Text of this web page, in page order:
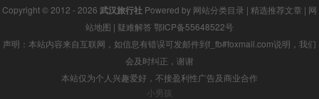
Copyright © 2012 - 2026 武汉旅行社 Powered by 网站分类目录 | 精选推荐文章 | 网
站地图 | 疑难解答 鄂ICP备55648522号
声明：本站内容来自互联网，如信息有错误可发邮件到f_fb#foxmail.com说明，我们
会及时纠正，谢谢
本站仅为个人兴趣爱好，不接盈利性广告及商业合作
小男孩